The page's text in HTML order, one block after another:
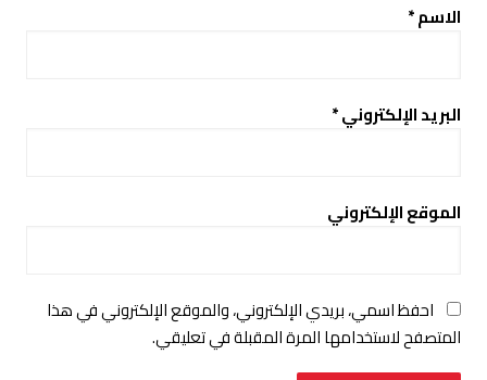
الاسم*
البريد الإلكتروني*
الموقع الإلكتروني
احفظ اسمي، بريدي الإلكتروني، والموقع الإلكتروني في هذا
المتصفح لاستخدامها المرة المقبلة في تعليقي.